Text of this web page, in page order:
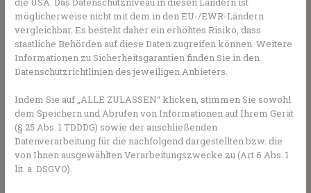
Waren zu prüfen und zu erfassen, sie auszuzeichnen,
Lagerlisten zu erstellen und Verfallsdaten zu
kontrollieren. Auch die Preisbildung und die Buchführung
liegt in ihren oder seinen Händen. Die oder der PKA
rechnen Rezepte und Leistungen ab, bearbeiten
Zahlungsverkehr ab, kalkulieren die Preise für die Waren
und passen das Sortiment an.
Hilfe bei Verkauf und Beratung
Auch das Marketing der jeweiligen Apotheke ist etwas, für
möglicherweise nicht mit dem in den EU-/EWR-Ländern
vergleichbar. Es besteht daher ein erhöhtes Risiko, dass
staatliche Behörden auf diese Daten zugreifen können. Weitere
Informationen zu Sicherheitsgarantien finden Sie in den
Datenschutzrichtlinien des jeweiligen Anbieters.
Indem Sie auf „ALLE ZULASSEN“ klicken, stimmen Sie sowohl
dem Speichern und Abrufen von Informationen auf Ihrem Gerät
(§ 25 Abs. 1 TDDDG) sowie der anschließenden
Datenverarbeitung für die nachfolgend dargestellten bzw. die
von Ihnen ausgewählten Verarbeitungszwecke zu (Art 6 Abs. 1
lit. a. DSGVO).